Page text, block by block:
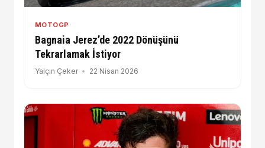
MOTOGP
Bagnaia Jerez’de 2022 Dönüşünü
Tekrarlamak İstiyor
Yalçın Çeker 22 Nisan 2026